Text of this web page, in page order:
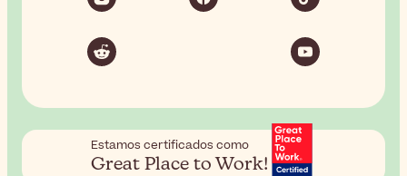
Estamos certificados como
Great Place to Work!